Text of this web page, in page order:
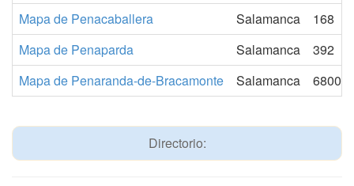
Mapa de Penacaballera
Salamanca
168
Mapa de Penaparda
Salamanca
392
Mapa de Penaranda-de-Bracamonte
Salamanca 6800
Directorio: